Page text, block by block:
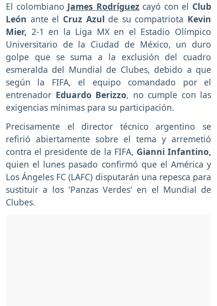
El colombiano James Rodríguez cayó con el Club
León ante el Cruz Azul de su compatriota Kevin
Mier, 2-1 en la Liga MX en el Estadio Olímpico
Universitario de la Ciudad de México, un duro
golpe que se suma a la exclusión del cuadro
esmeralda del Mundial de Clubes, debido a que
según la FIFA, el equipo comandado por el
entrenador Eduardo Berizzo, no cumple con las
exigencias mínimas para su participación.
Precisamente el director técnico argentino se
refirió abiertamente sobre el tema y arremetió
contra el presidente de la FIFA, Gianni Infantino,
quien el lunes pasado confirmó que el América y
Los Ángeles FC (LAFC) disputarán una repesca para
sustituir a los 'Panzas Verdes' en el Mundial de
Clubes.